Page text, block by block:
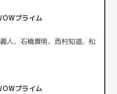
プライム
人、石橋貴明、西村知道、松
プライム